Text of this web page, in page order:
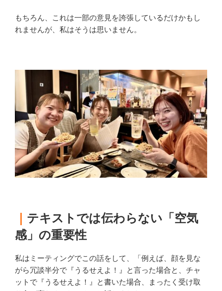
もちろん、これは一部の意見を誇張しているだけかもし
れませんが、私はそうは思いません。
テキストでは伝わらない「空気
感」の重要性
私はミーティングでこの話をして、「例えば、顔を見な
がら冗談半分で『うるせえよ！』と言った場合と、チャ
ットで『うるせえよ！』と書いた場合、まったく受け取